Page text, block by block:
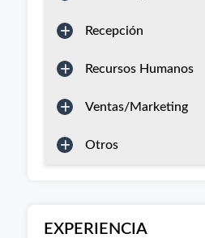
Recepción
Recursos Humanos
Ventas/Marketing
Otros
EXPERIENCIA